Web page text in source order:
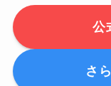
公
さ